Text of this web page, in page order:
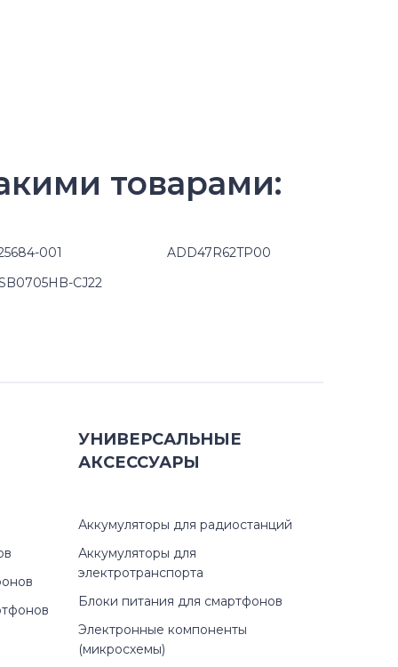
товарами:
001
ADD47R62TP00
CJ22
УНИВЕРСАЛЬНЫЕ
АКСЕССУАРЫ
Аккумуляторы для радиостанций
Аккумуляторы для
электротранспорта
Блоки питания для смартфонов
Электронные компоненты
(микросхемы)